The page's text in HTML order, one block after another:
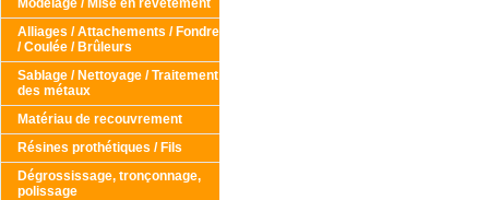
Modelage / Mise en revétement
Alliages / Attachements / Fondre
/ Coulée / Brûleurs
Sablage / Nettoyage / Traitement
des métaux
Matériau de recouvrement
Résines prothétiques / Fils
Dégrossissage, tronçonnage,
polissage